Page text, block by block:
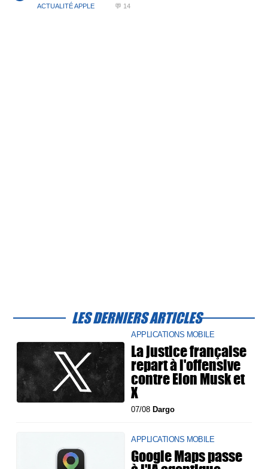
ACTUALITÉ APPLE 💬 14
LES DERNIERS ARTICLES
APPLICATIONS MOBILE
La justice française
repart à l'offensive
contre Elon Musk et
X
07/08 Dargo
APPLICATIONS MOBILE
Google Maps passe